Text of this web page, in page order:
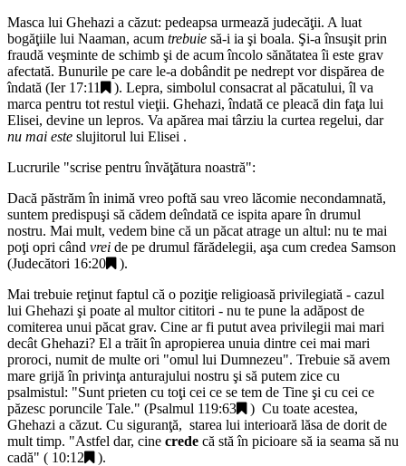
Masca lui Ghehazi a căzut: pedeapsa urmează judecăţii. A luat
bogăţiile lui Naaman, acum trebuie să-i ia şi boala. Şi-a însuşit prin
fraudă veşminte de schimb şi de acum încolo sănătatea îi este grav
afectată. Bunurile pe care le-a dobândit pe nedrept vor dispărea de
îndată (Ier 17:11
). Lepra, simbolul consacrat al păcatului, îl va
marca pentru tot restul vieţii. Ghehazi, îndată ce pleacă din faţa lui
Elisei, devine un lepros. Va apărea mai târziu la curtea regelui, dar
nu mai este slujitorul lui Elisei .
Lucrurile "scrise pentru învăţătura noastră":
Dacă păstrăm în inimă vreo poftă sau vreo lăcomie necondamnată,
suntem predispuşi să cădem deîndată ce ispita apare în drumul
nostru. Mai mult, vedem bine că un păcat atrage un altul: nu te mai
poţi opri când vrei de pe drumul fărădelegii, aşa cum credea Samson
(Judecători 16:20
).
Mai trebuie reţinut faptul că o poziţie religioasă privilegiată - cazul
lui Ghehazi şi poate al multor cititori - nu te pune la adăpost de
comiterea unui păcat grav. Cine ar fi putut avea privilegii mai mari
decât Ghehazi? El a trăit în apropierea unuia dintre cei mai mari
proroci, numit de multe ori "omul lui Dumnezeu". Trebuie să avem
mare grijă în privinţa anturajului nostru şi să putem zice cu
psalmistul: "Sunt prieten cu toţi cei ce se tem de Tine şi cu cei ce
păzesc poruncile Tale." (Psalmul 119:63
) Cu toate acestea,
Ghehazi a căzut. Cu siguranţă, starea lui interioară lăsa de dorit de
mult timp. "Astfel dar, cine crede că stă în picioare să ia seama să nu
cadă" ( 10:12
).